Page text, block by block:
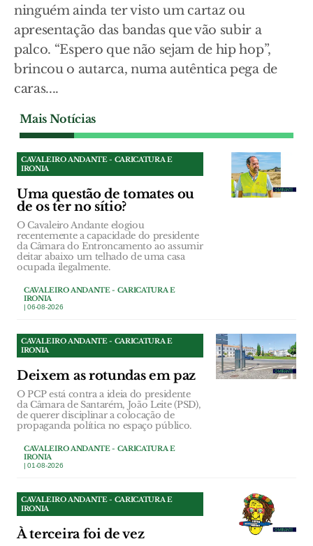
ninguém ainda ter visto um cartaz ou
apresentação das bandas que vão subir a
palco. “Espero que não sejam de hip hop”,
brincou o autarca, numa autêntica pega de
caras....
Mais Notícias
CAVALEIRO ANDANTE - CARICATURA E
IRONIA
Uma questão de tomates ou
de os ter no sítio?
O Cavaleiro Andante elogiou
recentemente a capacidade do presidente
da Câmara do Entroncamento ao assumir
deitar abaixo um telhado de uma casa
ocupada ilegalmente.
CAVALEIRO ANDANTE - CARICATURA E
IRONIA
| 06-08-2026
CAVALEIRO ANDANTE - CARICATURA E
IRONIA
Deixem as rotundas em paz
O PCP está contra a ideia do presidente
da Câmara de Santarém, João Leite (PSD),
de querer disciplinar a colocação de
propaganda política no espaço público.
CAVALEIRO ANDANTE - CARICATURA E
IRONIA
| 01-08-2026
CAVALEIRO ANDANTE - CARICATURA E
IRONIA
À terceira foi de vez